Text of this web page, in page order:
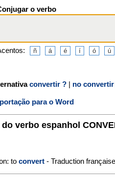
o verbo
convertir ? | no convertir
para o Word
verbo espanhol
to convert - Traduction